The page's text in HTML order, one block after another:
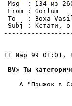
From :
To   : Boxa
Subj :
11 Мар 99 01:01,
BV> Ты
А "Прыжок в